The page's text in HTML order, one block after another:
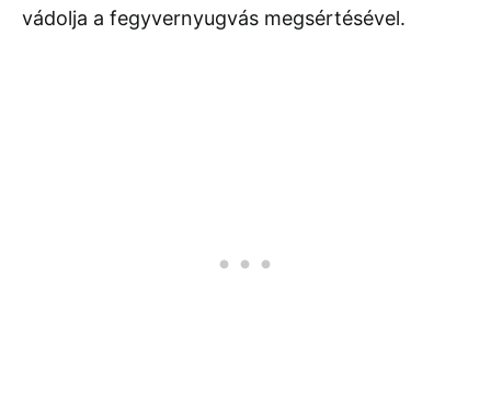
vádolja a fegyvernyugvás megsértésével.